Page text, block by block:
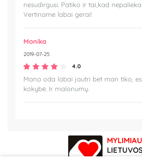
nesudirgusi. Patiko ir tai,kad
Vertiname labai gerai!
Monika
2019-07-25
4.0
Mano oda labai jautri bet man tiko,
kokybė. Ir malonumų.